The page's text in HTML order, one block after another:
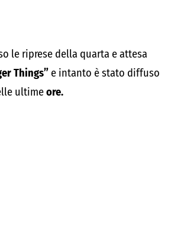
le riprese della quarta e attesa
Things” e intanto è stato diffuso
ultimeore.